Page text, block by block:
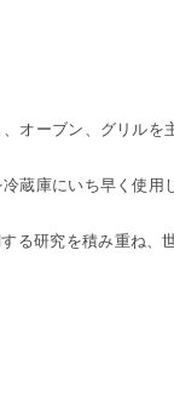
オーブン、グリルを
蔵庫にいち早く使用
る研究を積み重ね